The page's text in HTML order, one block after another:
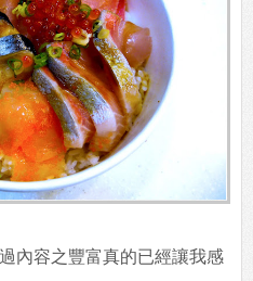
內容之豐富真的已經讓我感